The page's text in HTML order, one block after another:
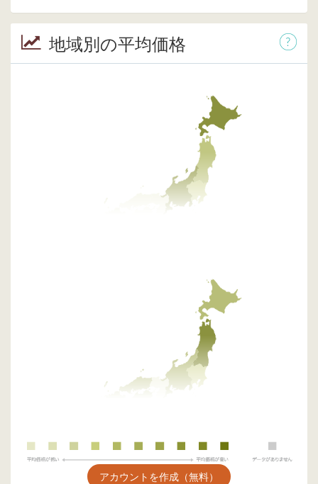
地域別の平均価格
アカウントを作成（無料）